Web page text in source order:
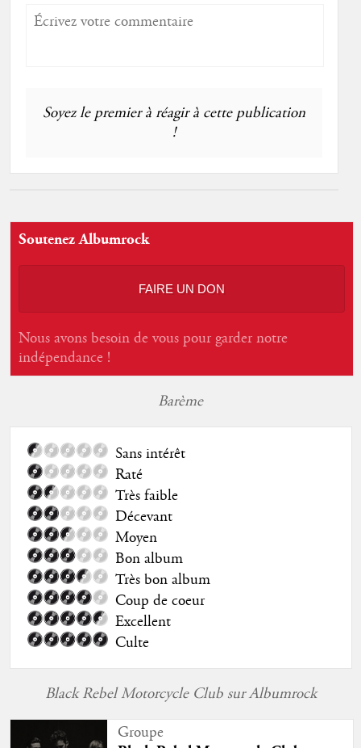
Soyez le premier à réagir à cette publication
!
Soutenez Albumrock
FAIRE UN DON
Nous avons besoin de vous pour garder notre
indépendance !
Barème
Sans intérêt
Raté
Très faible
Décevant
Moyen
Bon album
Très bon album
Coup de coeur
Excellent
Culte
Black Rebel Motorcycle Club sur Albumrock
Groupe